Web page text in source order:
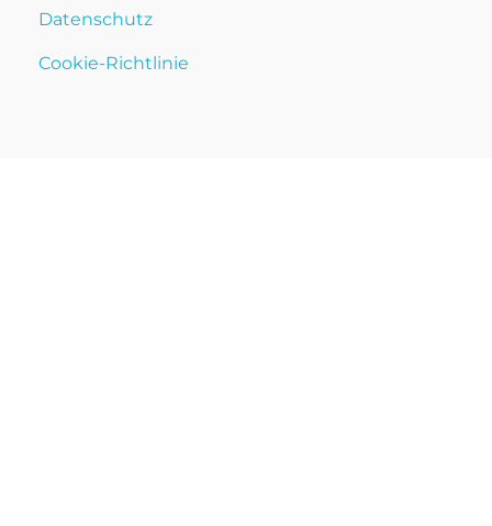
Datenschutz
Cookie-Richtlinie